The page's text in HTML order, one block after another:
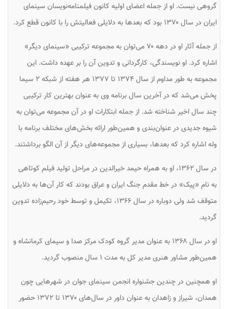
گروهی نیست. او از جمله اعضای اولیه کانون فیلمنامه‌نویسان سینمای
ایران در سال ۱۳۷۰ بود که بعدها به دلایلی فعالیتش را با کانون قطع کرد.
از جمله آثار او در دهه ۷۰ می‌توان به مجموعه ترکیبی «سینمای دیگر»
اشاره کرد. او نویسندگی، کارگردانی و تدوین آن را بر عهده داشت. این
مجموعه به طور مداوم از سال ۱۳۷۴ تا ۱۳۷۷ هر هفته از شبکه ۲ سیما
پخش می‌شد که در آخرین سال برنامه وی به عنوان بهترین کار ترکیبی
چند سال اخیر شناخته شد. از جمله ابتکارات او در آن مجموعه می‌توان به
شیوه جدیدی در عنوان‌بندی و همین‌طور ارائه بخش‌های مختلف برنامه با
وله اشاره کرد که بعدها، بسیاری از مجموعه‌های دیگر از آن الگو برداشتند.
در سال ۱۳۶۲، او به همراه حیمد خیرالدین در مراحل تولید فیلم کوتاهی
به نام «پیک» در خط مقدم جنگ ایران و عراق بودند که کار آن‌ها به دلایلی
متوقف شد ولی دوباره در سال ۱۳۶۶، تکیمل و توسط خود رحیم‌زاده تدوین
گردید.
او در سال ۱۳۶۸ به عنوان مدیر گروه کودک مرکز صدا و سیمای کرمانشاه و
همین‌طور مشاور هنری مدیر کل به مدت ۱ سال منصوب گردید.
او همچنین در چندین جشنواره انجمن سینمای جوان در شهرهایی چون
همدان، شیراز و زاهدان به عنوان داور در سال‌های ۱۳۷۰ تا ۱۳۷۲ حضور